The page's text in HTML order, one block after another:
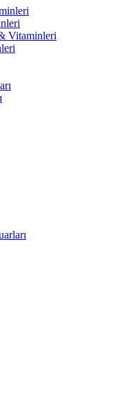
Vitaminleri